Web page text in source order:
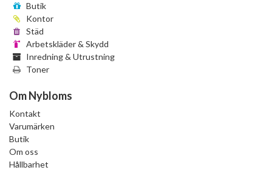
Butik
Kontor
Städ
Arbetskläder & Skydd
Inredning & Utrustning
Toner
Om Nybloms
Kontakt
Varumärken
Butik
Om oss
Hållbarhet